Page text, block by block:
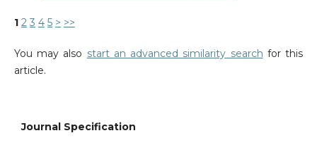
1 2 3 4 5 > >>
You may also start an advanced similarity search for this
article.
Journal Specification